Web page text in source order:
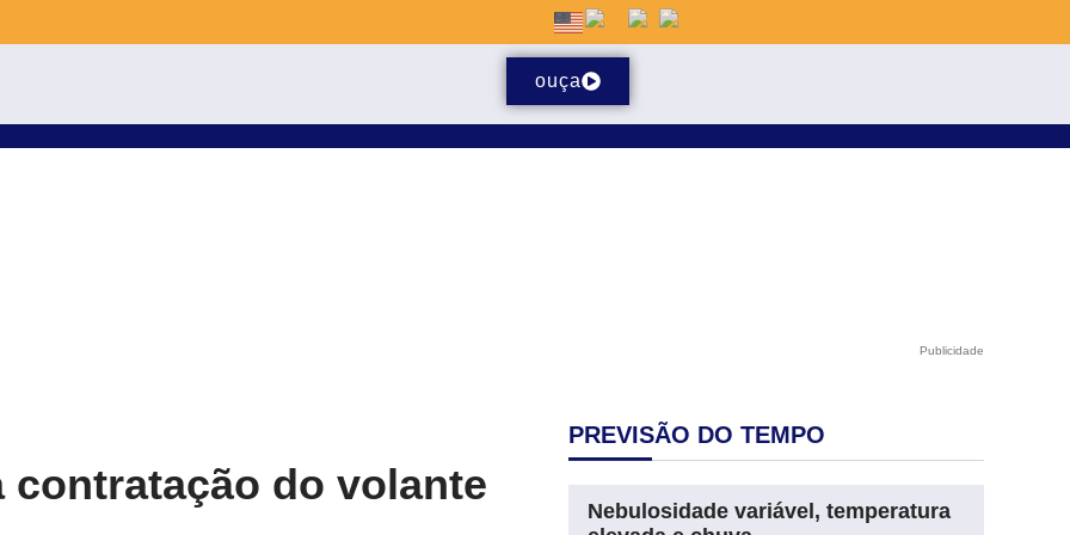
ouça
Publicidade
contratação do volante
PREVISÃO DO TEMPO
Nebulosidade variável, temperatura